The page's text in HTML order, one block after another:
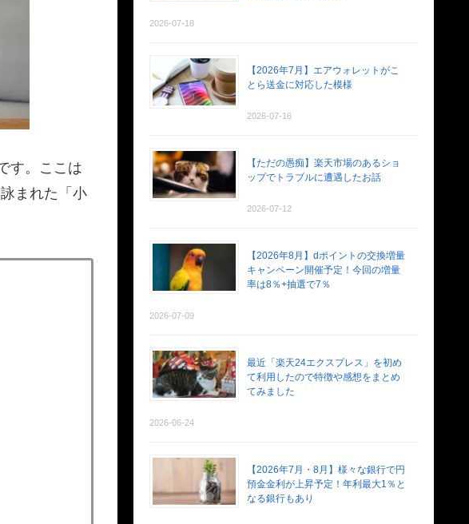
す。ここは
まれた「小
2026-07-18
【2026年7月】エアウォレットがこ
とら送金に対応した模様
2026-07-16
【ただの愚痴】楽天市場のあるショ
ップでトラブルに遭遇したお話
2026-07-12
【2026年8月】dポイントの交換増量
キャンペーン開催予定！今回の増量
率は8％+抽選で7％
2026-07-09
最近「楽天24エクスプレス」を初め
て利用したので特徴や感想をまとめ
てみました
2026-06-24
【2026年7月・8月】様々な銀行で円
預金金利が上昇予定！年利最大1％と
なる銀行もあり